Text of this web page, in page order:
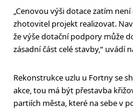
„Cenovou výši dotace zatím
zhotovitel projekt realizovat.
že výše dotační podpory může
zásadní část celé stavby,“
Rekonstrukce uzlu u Fortny se
akce, tou má být přestavba
partiích města, které na sebe v